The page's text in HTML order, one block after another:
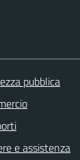
pubblica
e assistenza